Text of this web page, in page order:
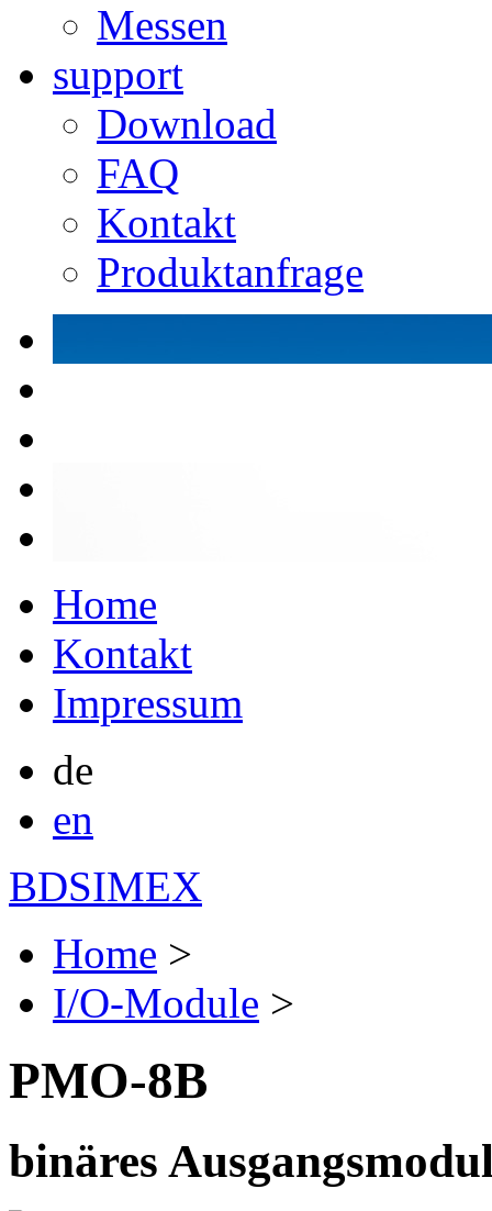
Messen
support
Download
FAQ
Kontakt
Produktanfrage
Home
Kontakt
Impressum
de
en
BDSIMEX
Home >
I/O-Module >
PMO-8B
binäres